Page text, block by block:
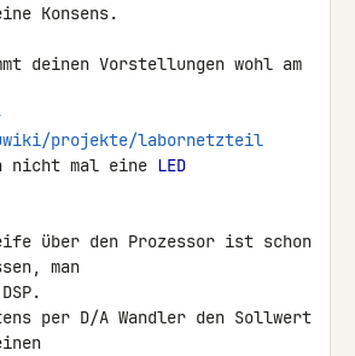
Konsens.
deinen Vorstellungen wohl am
projekte/labornetzteil
nicht mal eine LED
über den Prozessor ist schon
man
per D/A Wandler den Sollwert